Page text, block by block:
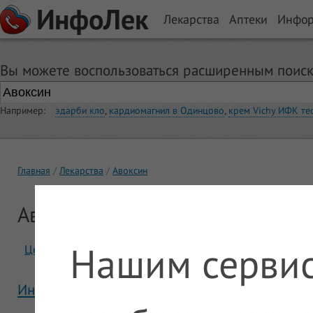
ИнфоЛек Лекарства Аптеки
Вы можете воспользоваться расширенным
Например: эдарби кло, кардиомагнил в Одинцово, крем Vichy ИФК
Главная Лекарства Авоксин
Авоксин
Цены Отзывы
Инструкция Авоксин
Нашим